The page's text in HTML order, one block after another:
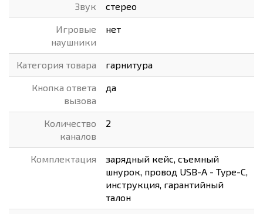
Звук стерео
Игровые
наушники
нет
Категория товара гарнитура
Кнопка ответа
вызова
да
Количество
каналов
2
Комплектация
зарядный кейс, съемный
шнурок, провод USB-A - Type-C,
инструкция, гарантийный
талон